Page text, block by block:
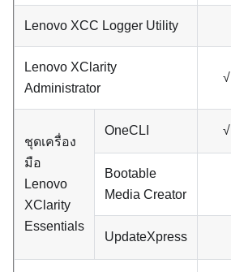
Lenovo XCC Logger Utility
Lenovo XClarity
Administrator
√
ชุดเครื่อง
มือ
Lenovo
XClarity
Essentials
OneCLI √
Bootable
Media Creator
UpdateXpress